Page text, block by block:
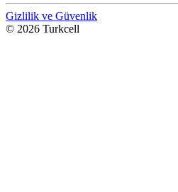
Gizlilik ve Güvenlik
© 2026 Turkcell